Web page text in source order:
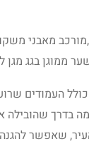
מאבני
ממוגן בגג
העמודים
בדרך שהובילה
שאפשר